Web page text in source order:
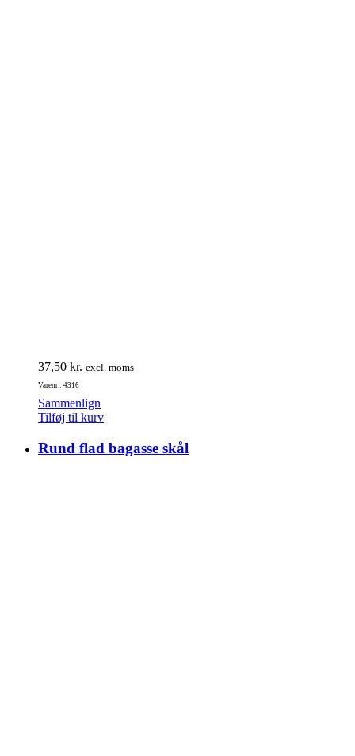
37,50 kr. excl. moms
Varenr.: 4316
Sammenlign
Tilføj til kurv
Rund flad bagasse skål